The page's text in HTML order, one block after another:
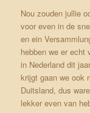
Nou zouden jullie
voor even in de
en ein
hebben we er echt
in Nederland dit
krijgt gaan we ook
Duitsland, dus
lekker even van